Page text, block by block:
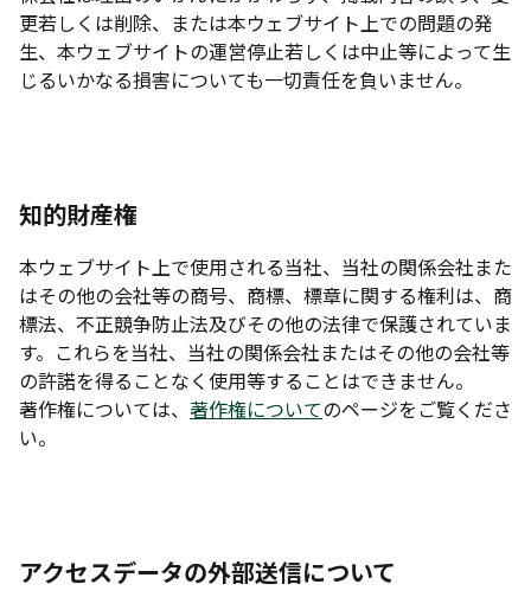
更若しくは削除、または本ウェブサイト上での問題の発
生、本ウェブサイトの運営停止若しくは中止等によって生
じるいかなる損害についても一切責任を負いません。
知的財産権
本ウェブサイト上で使用される当社、当社の関係会社また
はその他の会社等の商号、商標、標章に関する権利は、商
標法、不正競争防止法及びその他の法律で保護されていま
す。これらを当社、当社の関係会社またはその他の会社等
の許諾を得ることなく使用等することはできません。
著作権については、 著作権についてのページをご覧くださ
い。
アクセスデータの外部送信について